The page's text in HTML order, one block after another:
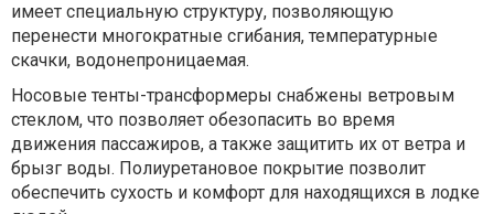
имеет специальную структуру, позволяющую
перенести многократные сгибания, температурные
скачки, водонепроницаемая.
Носовые тенты-трансформеры снабжены ветровым
стеклом, что позволяет обезопасить во время
движения пассажиров, а также защитить их от ветра и
брызг воды. Полиуретановое покрытие позволит
обеспечить сухость и комфорт для находящихся в лодке